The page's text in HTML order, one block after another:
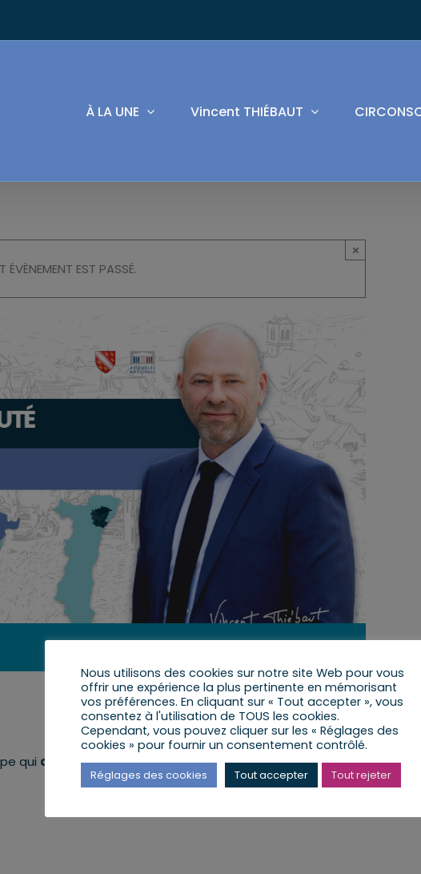
À LA UNE Vincent THIÉBAUT
ÉVÈNEMENT EST PASSÉ.
×
qui aura lieu à la Mairie de Bernolsheim
Nous utilisons des cookies sur notre site Web pour vous
offrir une expérience la plus pertinente en mémorisant
vos préférences. En cliquant sur « Tout accepter », vous
consentez à l'utilisation de TOUS les cookies.
Cependant, vous pouvez cliquer sur les « Réglages des
cookies » pour fournir un consentement contrôlé.
Réglages des cookies Tout accepter Tout rejeter